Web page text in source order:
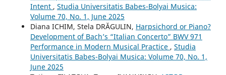
Intent , Studia Universitatis Babes-Bolyai Musica:
Volume 70, No. 1, June 2025
Diana ICHIM, Stela DRĂGULIN, Harpsichord or Piano?
Development of Bach’s “Italian Concerto” BWV 971
Performance in Modern Musical Practice , Studia
Universitatis Babes-Bolyai Musica: Volume 70, No. 1,
June 2025